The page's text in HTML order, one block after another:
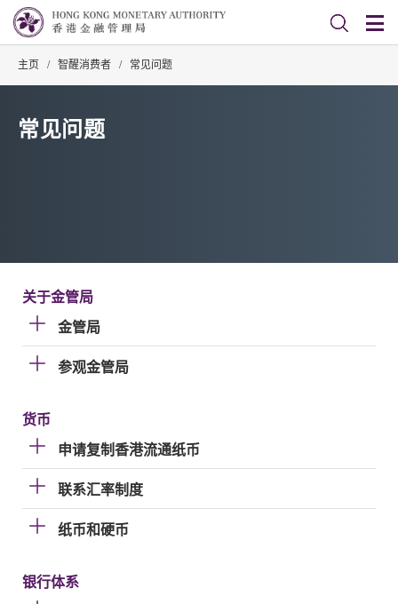
主页 / 智醒消费者 / 常见问题
常见问题
关于金管局
金管局
参观金管局
货币
申请复制香港流通纸币
联系汇率制度
纸币和硬币
银行体系